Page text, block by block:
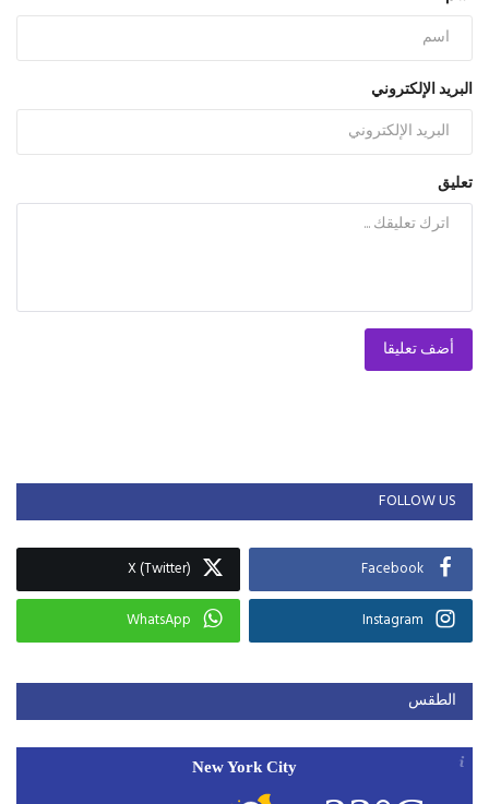
البريد الإلكتروني
تعليق
أضف تعليقا
FOLLOW US
Facebook
X (Twitter)
Instagram
WhatsApp
الطقس
New York City